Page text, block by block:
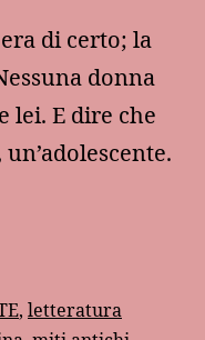
di certo; la
donna
lei. E dire che
, letteratura